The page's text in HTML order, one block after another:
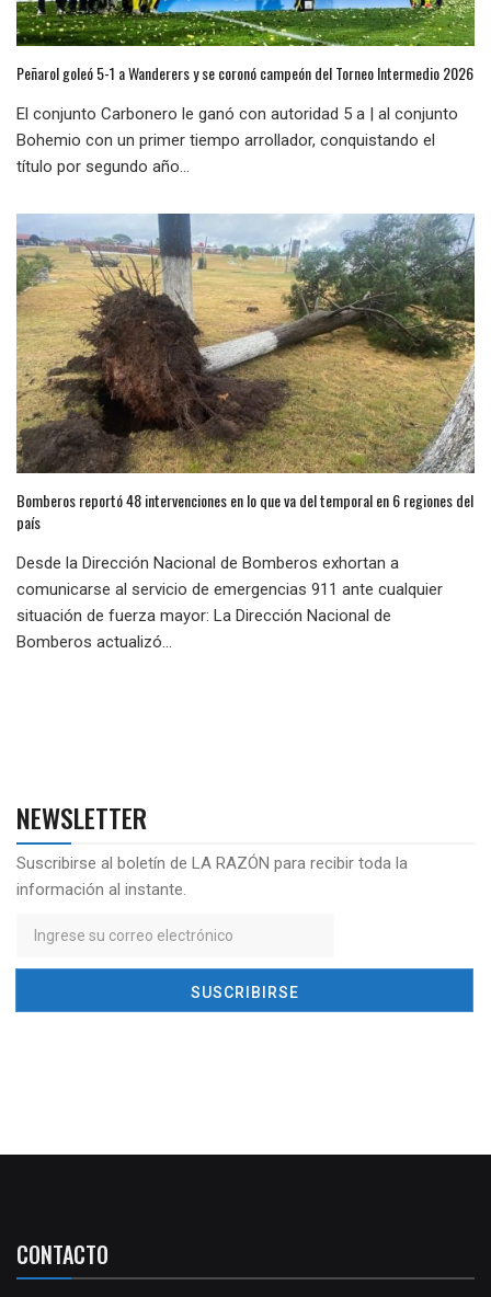
Peñarol goleó 5-1 a Wanderers y se coronó campeón del Torneo Intermedio 2026
El conjunto Carbonero le ganó con autoridad 5 a | al conjunto
Bohemio con un primer tiempo arrollador, conquistando el
título por segundo año...
Bomberos reportó 48 intervenciones en lo que va del temporal en 6 regiones del
país
Desde la Dirección Nacional de Bomberos exhortan a
comunicarse al servicio de emergencias 911 ante cualquier
situación de fuerza mayor: La Dirección Nacional de
Bomberos actualizó...
NEWSLETTER
Suscribirse al boletín de LA RAZÓN para recibir toda la
información al instante.
CONTACTO